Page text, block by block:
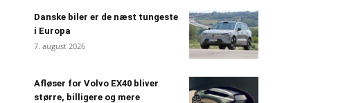
Danske biler er de næst tungeste
i Europa
7. august 2026
Afløser for Volvo EX40 bliver
større, billigere og mere